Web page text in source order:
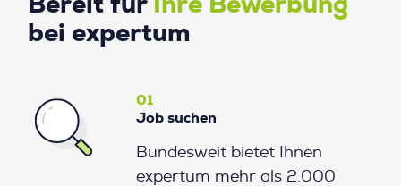
Bereit für
Ihre Bewerbung
bei expertum
01
Job suchen
Bundesweit bietet Ihnen
expertum mehr als 2.000